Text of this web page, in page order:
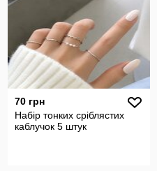
70 грн
Набір тонких сріблястих
каблучок 5 штук